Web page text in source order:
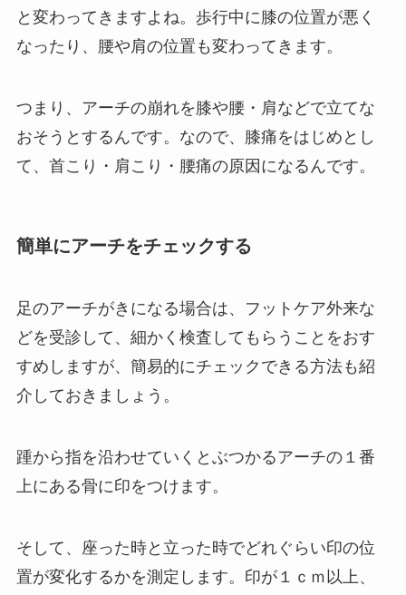
と変わってきますよね。歩行中に膝の位置が悪く
なったり、腰や肩の位置も変わってきます。
つまり、アーチの崩れを膝や腰・肩などで立てな
おそうとするんです。なので、膝痛をはじめとし
て、首こり・肩こり・腰痛の原因になるんです。
簡単にアーチをチェックする
足のアーチがきになる場合は、フットケア外来な
どを受診して、細かく検査してもらうことをおす
すめしますが、簡易的にチェックできる方法も紹
介しておきましょう。
踵から指を沿わせていくとぶつかるアーチの１番
上にある骨に印をつけます。
そして、座った時と立った時でどれぐらい印の位
置が変化するかを測定します。印が１ｃｍ以上、